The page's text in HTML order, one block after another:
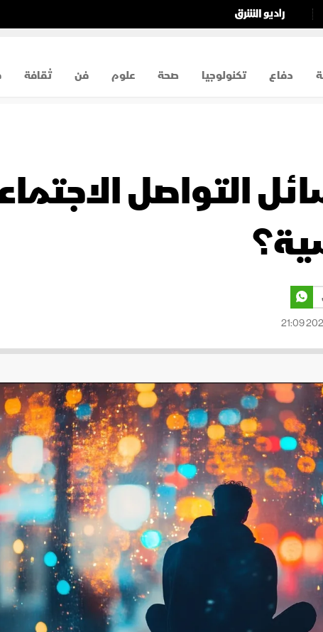
دفاع تكنولوجيا صحة علوم فن ثقافة
التواصل